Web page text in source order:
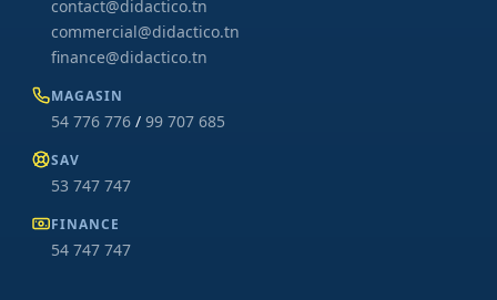
contact@didactico.tn
commercial@didactico.tn
finance@didactico.tn
MAGASIN
54 776 776 / 99 707 685
SAV
53 747 747
FINANCE
54 747 747